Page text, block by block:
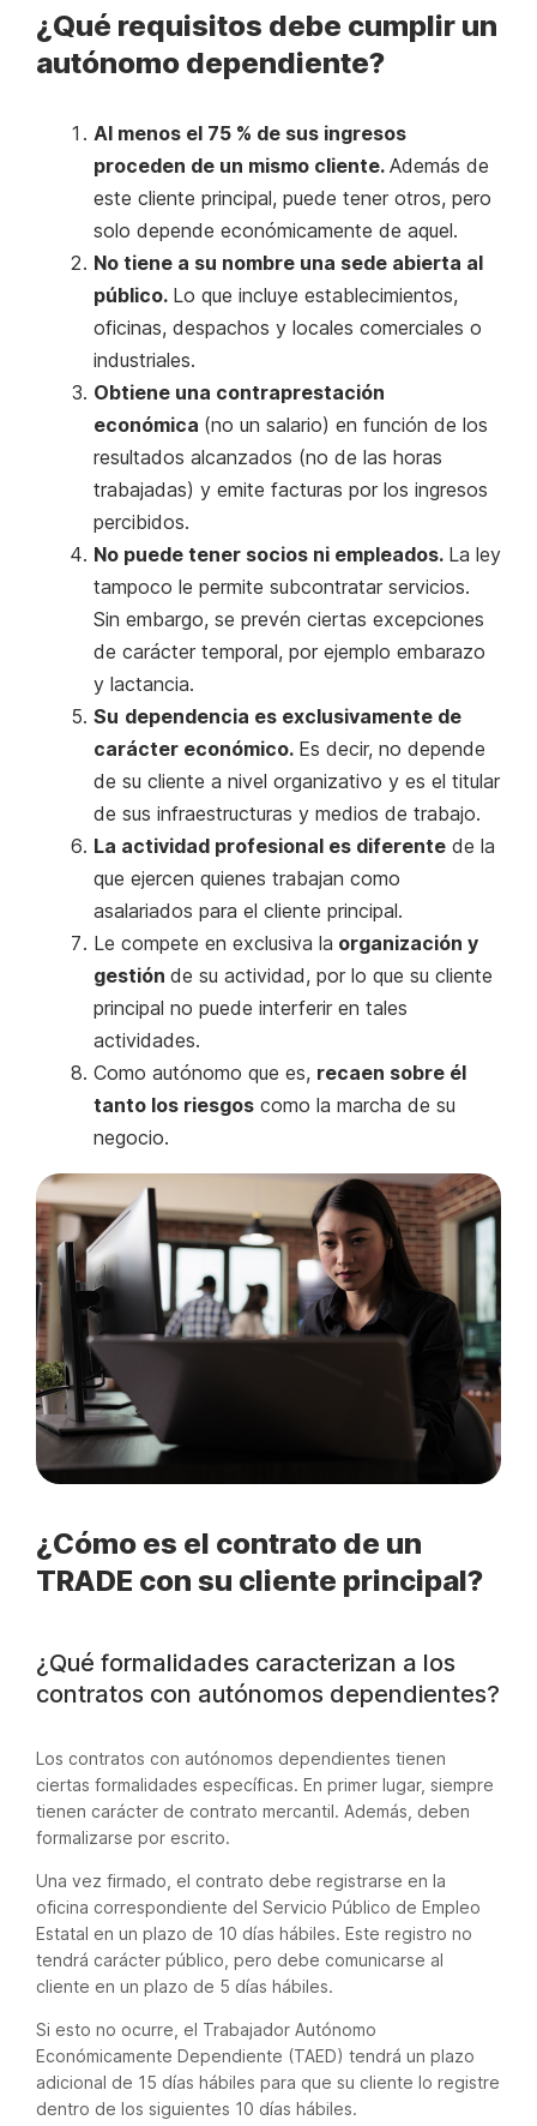
¿Qué requisitos debe cumplir un
autónomo dependiente?
Al menos el 75 % de sus ingresos
proceden de un mismo cliente. Además de
este cliente principal, puede tener otros, pero
solo depende económicamente de aquel.
No tiene a su nombre una sede abierta al
público. Lo que incluye establecimientos,
oficinas, despachos y locales comerciales o
industriales.
Obtiene una contraprestación
económica (no un salario) en función de los
resultados alcanzados (no de las horas
trabajadas) y emite facturas por los ingresos
percibidos.
No puede tener socios ni empleados. La ley
tampoco le permite subcontratar servicios.
Sin embargo, se prevén ciertas excepciones
de carácter temporal, por ejemplo embarazo
y lactancia.
Su dependencia es exclusivamente de
carácter económico. Es decir, no depende
de su cliente a nivel organizativo y es el titular
de sus infraestructuras y medios de trabajo.
La actividad profesional es diferente de la
que ejercen quienes trabajan como
asalariados para el cliente principal.
Le compete en exclusiva la organización y
gestión de su actividad, por lo que su cliente
principal no puede interferir en tales
actividades.
Como autónomo que es, recaen sobre él
tanto los riesgos como la marcha de su
negocio.
¿Cómo es el contrato de un
TRADE con su cliente principal?
¿Qué formalidades caracterizan a los
contratos con autónomos dependientes?
Los contratos con autónomos dependientes tienen
ciertas formalidades específicas. En primer lugar, siempre
tienen carácter de contrato mercantil. Además, deben
formalizarse por escrito.
Una vez firmado, el contrato debe registrarse en la
oficina correspondiente del Servicio Público de Empleo
Estatal en un plazo de 10 días hábiles. Este registro no
tendrá carácter público, pero debe comunicarse al
cliente en un plazo de 5 días hábiles.
Si esto no ocurre, el Trabajador Autónomo
Económicamente Dependiente (TAED) tendrá un plazo
adicional de 15 días hábiles para que su cliente lo registre
dentro de los siguientes 10 días hábiles.